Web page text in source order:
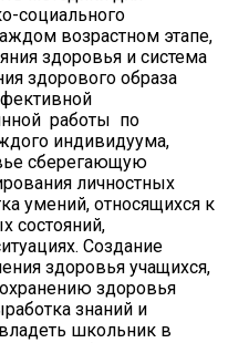
социального
возрастном этапе,
здоровья и система
здорового образа
работы по
индивидуума,
сберегающую
личностных
умений, относящихся к
состояний,
Создание
здоровья учащихся,
здоровья
знаний и
школьник в